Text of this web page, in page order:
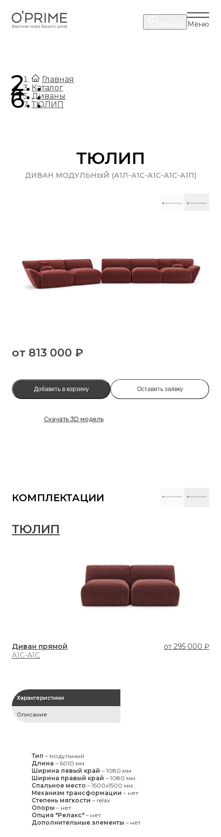
Меню
Главная
.
Каталог
.
Диваны
.
ТЮЛИП
ТЮЛИП
ДИВАН МОДУЛЬНЫЙ (А1Л-А1С-А1С-А1С-А1П)
от 813 000 ₽
Добавить в корзину Оставить заявку
Скачать 3D модель
КОМПЛЕКТАЦИИ
ТЮЛИП
Диван прямой от 295 000 ₽
А1С-А1С
Характеристики
Описание
Тип – модульный
Длина – 6010 мм.
Ширина левый край – 1080 мм.
Ширина правый край – 1080 мм.
Спальное место – 1500x1500 мм.
Механизм трансформации – нет
Степень мягкости – relax
Опоры – нет
Опция "Релакс" – нет
Дополнительные элементы – нет